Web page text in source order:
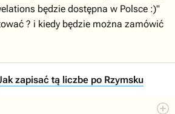
będzie dostępna w Polsce :)"
? i kiedy będzie można zamówić
zapisać tą liczbe po Rzymsku